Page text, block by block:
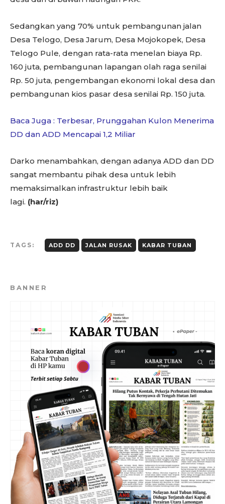
Sedangkan yang 70% untuk pembangunan jalan
Desa Telogo, Desa Jarum, Desa Mojokopek, Desa
Telogo Pule, dengan rata-rata menelan biaya Rp.
160 juta, pembangunan lapangan olah raga senilai
Rp. 50 juta, pengembangan ekonomi lokal desa dan
pembangunan kios pasar desa senilai Rp. 150 juta.
Baca Juga : Terbesar, Prunggahan Kulon Menerima
DD dan ADD Mencapai 1,2 Miliar
Darko menambahkan, dengan adanya ADD dan DD
sangat membantu pihak desa untuk lebih
memaksimalkan infrastruktur lebih baik
lagi. (har/riz)
TAGS: ADD DD JALAN RUSAK KABAR TUBAN
BANNER